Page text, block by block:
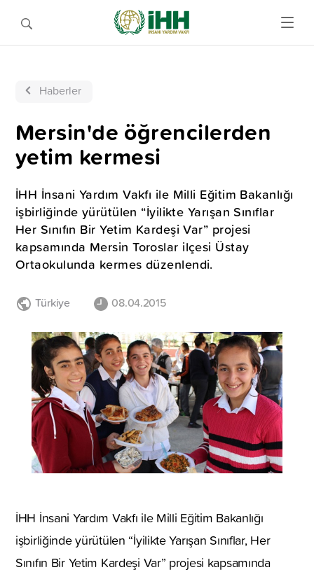
Haberler
Mersin'de öğrencilerden
yetim kermesi
İHH İnsani Yardım Vakfı ile Milli Eğitim Bakanlığı
işbirliğinde yürütülen “İyilikte Yarışan Sınıflar
Her Sınıfın Bir Yetim Kardeşi Var” projesi
kapsamında Mersin Toroslar ilçesi Üstay
Ortaokulunda kermes düzenlendi.
Türkiye 08.04.2015
İHH İnsani Yardım Vakfı ile Milli Eğitim Bakanlığı
işbirliğinde yürütülen “İyilikte Yarışan Sınıflar, Her
Sınıfın Bir Yetim Kardeşi Var” projesi kapsamında